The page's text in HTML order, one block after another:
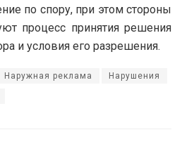
по спору, при этом стороны
процесс принятия решения
и условия его разрешения.
Наружная реклама Нарушения